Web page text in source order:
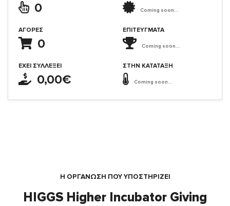
0
ΑΓΟΡΈΣ
0
ΈΧΕΙ ΣΥΛΛΈΞΕΙ
0,00€
Coming soon...
ΕΠΙΤΕΎΓΜΑΤΑ
Coming soon...
ΣΤΗΝ ΚΑΤΆΤΑΞΗ
Coming soon...
Η ΟΡΓΆΝΩΣΗ ΠΟΥ ΥΠΟΣΤΗΡΙΖΕΙ
HIGGS Higher Incubator Giving